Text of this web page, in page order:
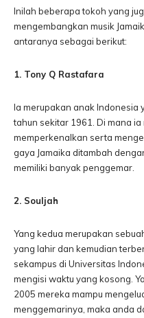
Inilah beberapa tokoh yang
mengembangkan musik
antaranya sebagai berikut:
1. Tony Q Rastafara
Ia merupakan anak Indonesia
tahun sekitar 1961. Di mana
memperkenalkan serta
gaya Jamaika ditambah
memiliki banyak penggemar.
2. Souljah
Yang kedua merupakan
yang lahir dan kemudian
sekampus di Universitas
mengisi waktu yang kosong.
2005 mereka mampu
menggemarinya, maka anda